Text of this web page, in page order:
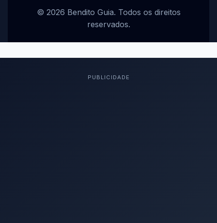
© 2026 Bendito Guia. Todos os direitos
reservados.